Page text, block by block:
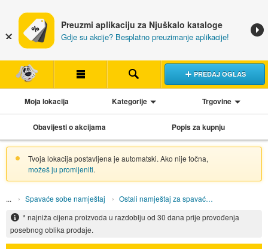
Preuzmi aplikaciju za Njuškalo kataloge
Gdje su akcije? Besplatno preuzimanje aplikacije!
PREDAJ OGLAS
Moja lokacija Kategorije Trgovine
Obavijesti o akcijama Popis za kupnju
Tvoja lokacija postavljena je automatski. Ako nije točna,
možeš ju promijeniti.
Spavaće sobe namještaj
Ostali namještaj za spavaće sobe
* najniža cijena proizvoda u razdoblju od 30 dana prije provođenja
posebnog oblika prodaje.